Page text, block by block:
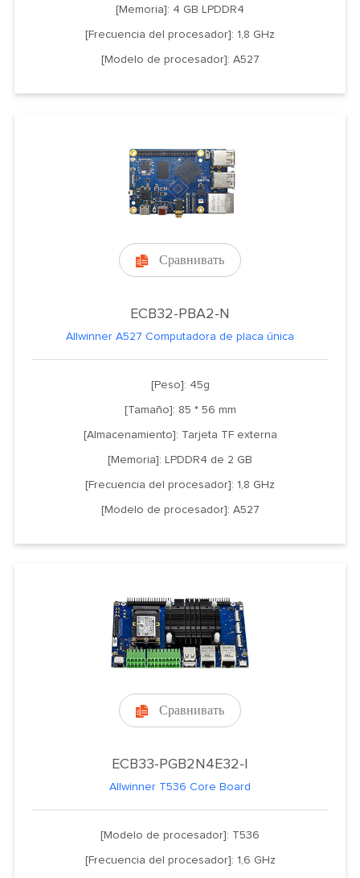
[Memoria]: 4 GB LPDDR4
[Frecuencia del procesador]: 1,8 GHz
[Modelo de procesador]: A527
 Сравнивать
ECB32-PBA2-N
Allwinner A527 Computadora de placa única
[Peso]: 45g
[Tamaño]: 85 * 56 mm
[Almacenamiento]: Tarjeta TF externa
[Memoria]: LPDDR4 de 2 GB
[Frecuencia del procesador]: 1,8 GHz
[Modelo de procesador]: A527
 Сравнивать
ECB33-PGB2N4E32-I
Allwinner T536 Core Board
[Modelo de procesador]: T536
[Frecuencia del procesador]: 1,6 GHz